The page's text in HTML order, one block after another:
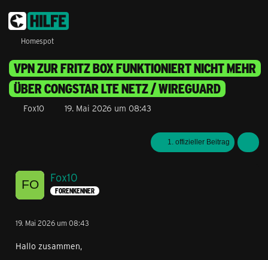
Homespot
VPN ZUR FRITZ BOX FUNKTIONIERT NICHT MEHR
ÜBER CONGSTAR LTE NETZ / WIREGUARD
Fox10 19. Mai 2026 um 08:43
1. offizieller Beitrag
Fox10
FORENKENNER
19. Mai 2026 um 08:43
Hallo zusammen,